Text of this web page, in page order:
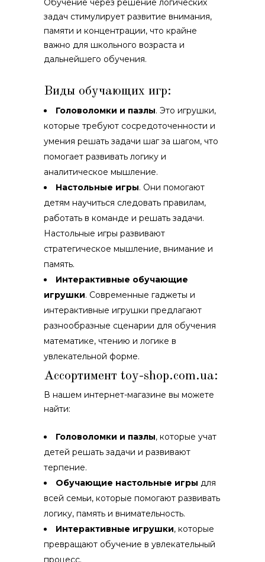
Обучение через решение логических
задач стимулирует развитие внимания,
памяти и концентрации, что крайне
важно для школьного возраста и
дальнейшего обучения.
Виды обучающих игр:
Головоломки и пазлы. Это игрушки,
которые требуют сосредоточенности и
умения решать задачи шаг за шагом, что
помогает развивать логику и
аналитическое мышление.
Настольные игры. Они помогают
детям научиться следовать правилам,
работать в команде и решать задачи.
Настольные игры развивают
стратегическое мышление, внимание и
память.
Интерактивные обучающие
игрушки. Современные гаджеты и
интерактивные игрушки предлагают
разнообразные сценарии для обучения
математике, чтению и логике в
увлекательной форме.
Ассортимент toy-shop.com.ua:
В нашем интернет-магазине вы можете
найти:
Головоломки и пазлы, которые учат
детей решать задачи и развивают
терпение.
Обучающие настольные игры для
всей семьи, которые помогают развивать
логику, память и внимательность.
Интерактивные игрушки, которые
превращают обучение в увлекательный
процесс.